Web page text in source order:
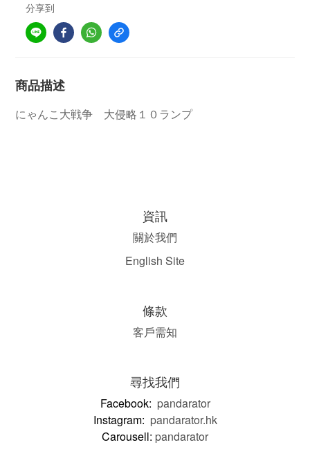
分享到
商品描述
にゃんこ大戦争 大侵略１０ランプ
資訊
關於我們
English Site
條款
客戶需知
尋找我們
Facebook: pandarator
Instagram: pandarator.hk
Carousell: pandarator